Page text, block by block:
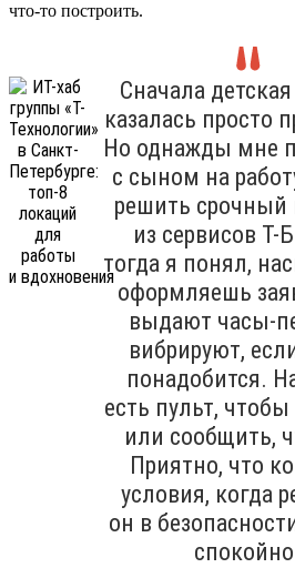
что-то построить.
Сначала
казалась просто
Но однажды мне
с сыном на
решить срочный
из сервисов
тогда я понял,
оформляешь
выдают часы-
вибрируют,
понадобится.
есть пульт,
или сообщить,
Приятно, что
условия, когда
он в